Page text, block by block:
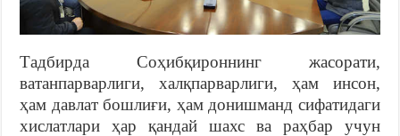
Тадбирда Соҳибқироннинг жасорати,
ватанпарварлиги, халқпарварлиги, ҳам инсон,
ҳам давлат бошлиғи, ҳам донишманд сифатидаги
хислатлари ҳар қандай шахс ва раҳбар учун